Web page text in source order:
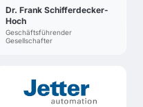
Dr. Frank Schifferdecker-
Hoch
Geschäftsführender
Gesellschafter
JETTER AG
Christian Benz